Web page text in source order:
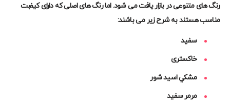
رنگ های متنوعی در بازار یافت می شود. اما رنگ های اصلی که دارای کیفبت
مناسب هستند به شرح زیر می باشند:
سفيد
خاكستری
مشكي اسيد شور
مرمر سفید